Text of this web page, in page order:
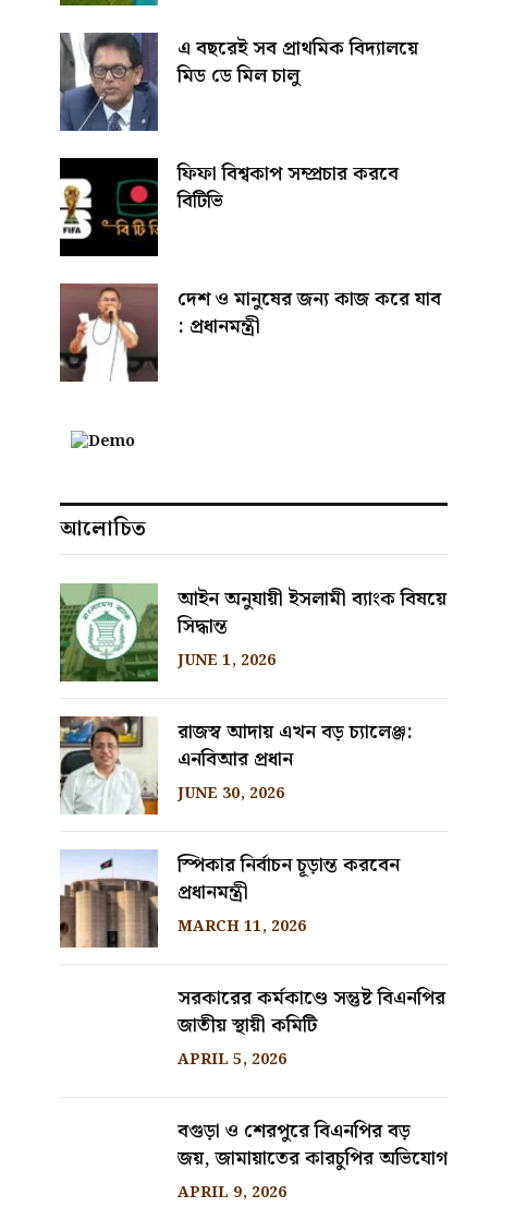
এ বছরেই সব প্রাথমিক বিদ্যালয়ে
মিড ডে মিল চালু
ফিফা বিশ্বকাপ সম্প্রচার করবে
বিটিভি
দেশ ও মানুষের জন্য কাজ করে যাব
: প্রধানমন্ত্রী
আলোচিত
আইন অনুযায়ী ইসলামী ব্যাংক বিষয়ে
সিদ্ধান্ত
JUNE 1, 2026
রাজস্ব আদায় এখন বড় চ্যালেঞ্জ:
এনবিআর প্রধান
JUNE 30, 2026
স্পিকার নির্বাচন চূড়ান্ত করবেন
প্রধানমন্ত্রী
MARCH 11, 2026
সরকারের কর্মকাণ্ডে সন্তুষ্ট বিএনপির
জাতীয় স্থায়ী কমিটি
APRIL 5, 2026
বগুড়া ও শেরপুরে বিএনপির বড়
জয়, জামায়াতের কারচুপির অভিযোগ
APRIL 9, 2026